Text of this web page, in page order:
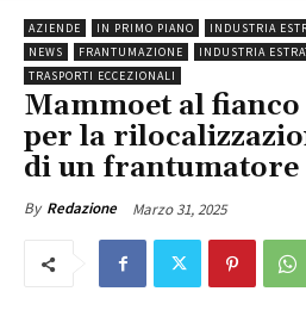
AZIENDE IN PRIMO PIANO INDUSTRIA
NEWS
FRANTUMAZIONE
INDUSTRIA
TRASPORTI ECCEZIONALI
Mammoet al fianco
per la
di un
By Redazione Marzo 31, 2025